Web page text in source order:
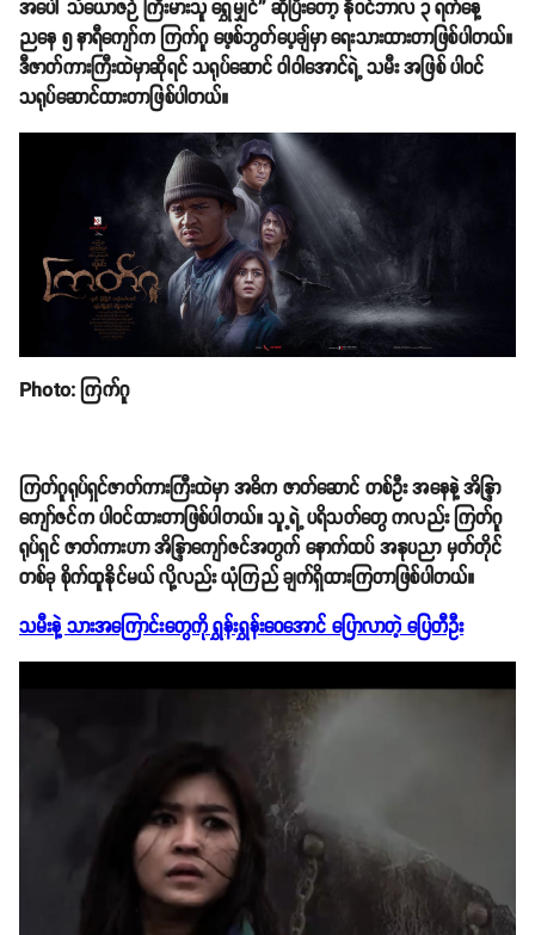
အပေါ် သံယောဇဉ် ကြီးမားသူ ရွှေမျှင်'' ဆိုပြီးတော့ နိုဝင်ဘာလ ၃ ရက်နေ့
ညနေ ၅ နာရီကျော်က ကြက်ဂူ ဖေ့စ်ဘွတ်ပေ့ချ်မှာ ရေးသားထားတာဖြစ်ပါတယ်။
ဒီဇာတ်ကားကြီးထဲမှာဆိုရင် သရုပ်ဆောင် ဝါဝါအောင်ရဲ့ သမီး အဖြစ် ပါဝင်
သရုပ်ဆောင်ထားတာဖြစ်ပါတယ်။
Photo: ကြက်ဂူ
ကြတ်ဂူရုပ်ရှင်ဇာတ်ကားကြီးထဲမှာ အဓိက ဇာတ်ဆောင် တစ်ဦး အနေနဲ့ အိန္ဒြာ
ကျော်ဇင်က ပါဝင်ထားတာဖြစ်ပါတယ်။ သူ့ရဲ့ ပရိသတ်တွေ ကလည်း ကြတ်ဂူ
ရုပ်ရှင် ဇာတ်ကားဟာ အိန္ဒြာကျော်ဇင်အတွက် နောက်ထပ် အနုပညာ မှတ်တိုင်
တစ်ခု စိုက်ထူနိုင်မယ် လို့လည်း ယုံကြည် ချက်ရှိထားကြတာဖြစ်ပါတယ်။
သမီးနဲ့ သားအကြောင်းတွေကို ရွှန်းရွှန်းဝေအောင် ပြောလာတဲ့ ပြေတီဦး